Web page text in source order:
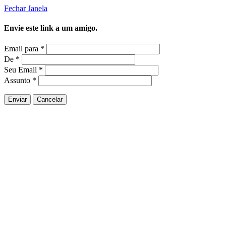
Fechar Janela
Envie este link a um amigo.
Email para *
De *
Seu Email *
Assunto *
Enviar Cancelar